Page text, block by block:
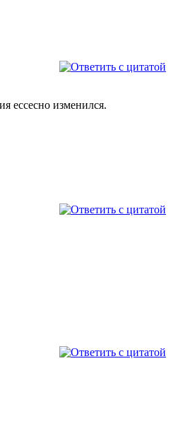
ессесно изменился.